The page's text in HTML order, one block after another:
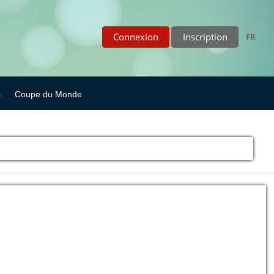
Connexion Inscription FR
Coupe du Monde